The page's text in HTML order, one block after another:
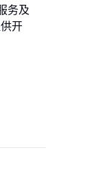
务及
开